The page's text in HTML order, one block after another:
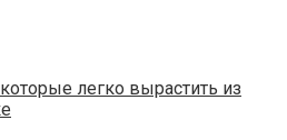
легко вырастить из